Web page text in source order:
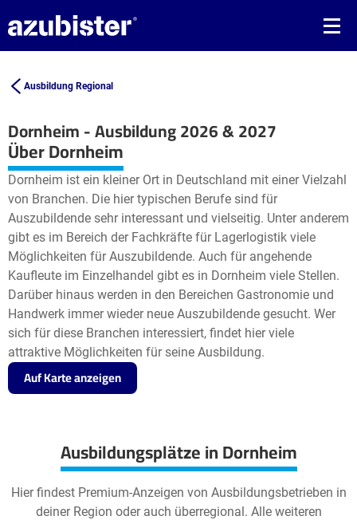
Ausbildung Regional
Dornheim - Ausbildung 2026 & 2027
+
−
Leaflet| ©OpenStreetMap2
Über Dornheim
Dornheim ist ein kleiner Ort in Deutschland mit einer Vielzahl
von Branchen. Die hier typischen Berufe sind für
Auszubildende sehr interessant und vielseitig. Unter anderem
gibt es im Bereich der Fachkräfte für Lagerlogistik viele
Möglichkeiten für Auszubildende. Auch für angehende
Kaufleute im Einzelhandel gibt es in Dornheim viele Stellen.
Darüber hinaus werden in den Bereichen Gastronomie und
Handwerk immer wieder neue Auszubildende gesucht. Wer
sich für diese Branchen interessiert, findet hier viele
attraktive Möglichkeiten für seine Ausbildung.
Auf Karte anzeigen
Ausbildungsplätze in Dornheim
Hier findest Premium-Anzeigen von Ausbildungsbetrieben in
deiner Region oder auch überregional. Alle weiteren